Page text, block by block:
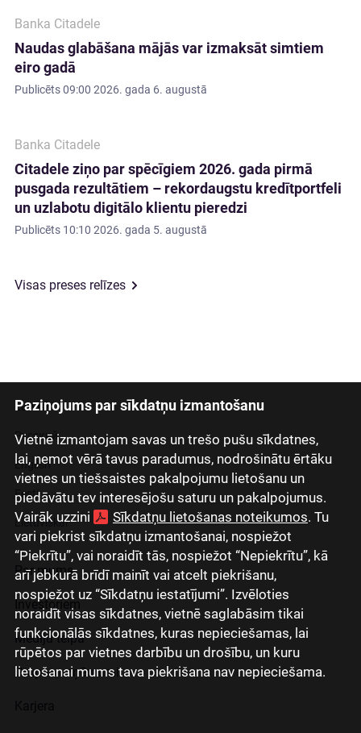
Paziņojums par sīkdatņu izmantošanu
Vietnē izmantojam savas un trešo pušu sīkdatnes,
lai, ņemot vērā tavus paradumus, nodrošinātu ērtāku
vietnes un tiešsaistes pakalpojumu lietošanu un
piedāvātu tev interesējošu saturu un pakalpojumus.
Vairāk uzzini
Sīkdatņu lietošanas noteikumos. Tu
vari piekrist sīkdatņu izmantošanai, nospiežot
“Piekrītu”, vai noraidīt tās, nospiežot “Nepiekrītu”, kā
arī jebkurā brīdī mainīt vai atcelt piekrišanu,
nospiežot uz “Sīkdatņu iestatījumi”. Izvēloties
noraidīt visas sīkdatnes, vietnē saglabāsim tikai
funkcionālās sīkdatnes, kuras nepieciešamas, lai
rūpētos par vietnes darbību un drošību, un kuru
lietošanai mums tava piekrišana nav nepieciešama.
Banka Citadele
Naudas glabāšana mājās var izmaksāt simtiem
eiro gadā
Publicēts09:00 2026. gada 6. augustā
Banka Citadele
Citadele ziņo par spēcīgiem 2026. gada pirmā
pusgada rezultātiem – rekordaugstu kredītportfeli
un uzlabotu digitālo klientu pieredzi
Publicēts 10:10 2026. gada 5. augustā
Visas preses relīzes
Latviski
Русский
English
Eesti
Lietuviškai
Par mums
Investoriem
Mediju telpa
Grupas uzņēmumi